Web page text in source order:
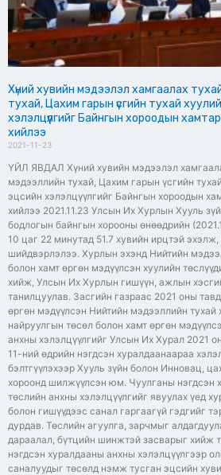
Хүний хувийн мэдээлэл хамгаалах
тухай, Цахим гарын үсгийн тухай
хэлэлцүүлгийг Байнгын хороодын
хийлээ
2021-11-23
ҮЙЛ ЯВДАЛ Хүний хувийн мэдээлэл
мэдээллийн тухай, Цахим гарын үсгийн
эцсийн хэлэлцүүлгийг Байнгын хороодын
хийлээ 2021.11.23 Улсын Их Хурлын Хууль
бодлогын байнгын хорооны өнөөдрийн
10 цаг 22 минутад 51.7 хувийн ирцтэй
шийдвэрлэлээ. Хурлын эхэнд Нийтийн
болон хамт өргөн мэдүүлсэн хуулийн
хийж, Улсын Их Хурлын гишүүн, ажлын
танилцуулав. Засгийн газраас 2021 оны
өргөн мэдүүлсэн Нийтийн мэдээллийн тухай
найруулгын төсөл болон хамт өргөн
анхны хэлэлцүүлгийг Улсын Их Хурал 2021
11-ний өдрийн нэгдсэн хуралдаанаараа
бэлтгүүлэхээр Хууль зүйн болон Инновац,
хороонд шилжүүлсэн юм. Чуулганы нэгдсэн
төслийн анхны хэлэлцүүлгийг явуулах үед
болон гишүүдээс санал гаргаагүй гэдгийг
дурдав. Төслийн агуулга, зарчмыг
дараалал, бүтцийн шинжтэй засварыг хийж
нэгдсэн хуралдааны анхны хэлэлцүүлгээр
саналуудыг төсөлд нэмж тусган эцсийн